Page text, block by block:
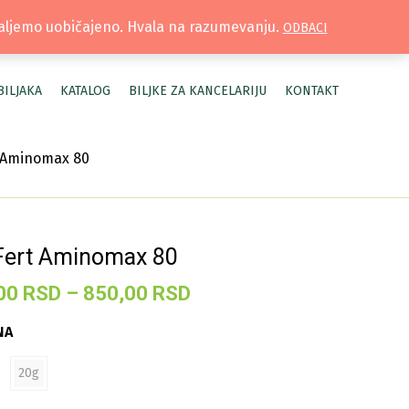
| MOJ NALOG
KATALOG BILJKE ZA KANCELARIJU KONTAKT
80
Aminomax 80
RSD – 850,00 RSD
20g
uobičajeno. Hvala na razumevanju. ODBACI